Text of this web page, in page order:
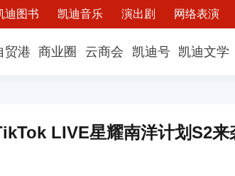
迪图书 凯迪音乐 演出剧 网络表演
贸港 商业圈 云商会 凯迪号 凯迪文学
LIVE星耀南洋计划S2